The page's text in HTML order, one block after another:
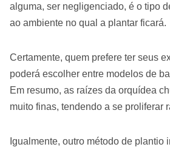
alguma, ser negligenciado, é o tipo
ao ambiente no qual a plantar ficará.
Certamente, quem prefere ter seus
poderá escolher entre modelos de
Em resumo, as raízes da orquídea
muito finas, tendendo a se proliferar
Igualmente, outro método de plantio